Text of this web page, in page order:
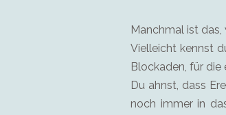
​Manchmal ist das,
Vielleicht kennst
Blockaden, für die
Du ahnst, dass
noch immer in